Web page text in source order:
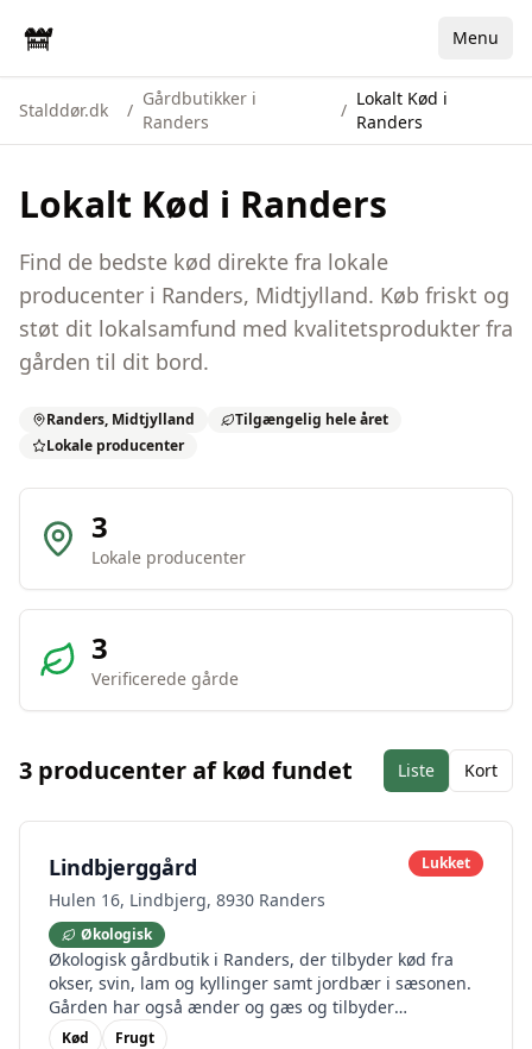
Menu
Stalddør.dk /
Gårdbutikker i
Randers
/
Lokalt Kød i
Randers
Lokalt Kød i Randers
Find de bedste kød direkte fra lokale
producenter i Randers, Midtjylland. Køb friskt og
støt dit lokalsamfund med kvalitetsprodukter fra
gården til dit bord.
Randers, Midtjylland
Tilgængelig hele året
Lokale producenter
3
Lokale producenter
3
Verificerede gårde
3 producenter afkød fundet Liste Kort
Lindbjerggård
Hulen 16, Lindbjerg, 8930 Randers
Lukket
Økologisk
Økologisk gårdbutik i Randers, der tilbyder kød fra
okser, svin, lam og kyllinger samt jordbær i sæsonen.
Gården har også ænder og gæs og tilbyder
autoriseret fjerkræslagteri.
Kød Frugt